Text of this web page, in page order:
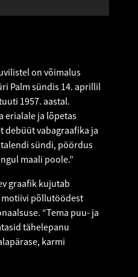
on võimalus
Palm sündis 14. aprillil
1957. aastal.
erialale ja lõpetas
debüüt vabagraafika ja
sündi, pöördus
maali poole.”
graafik kujutab
põllutöödest
“Tema puu- ja
tähelepanu
karmi